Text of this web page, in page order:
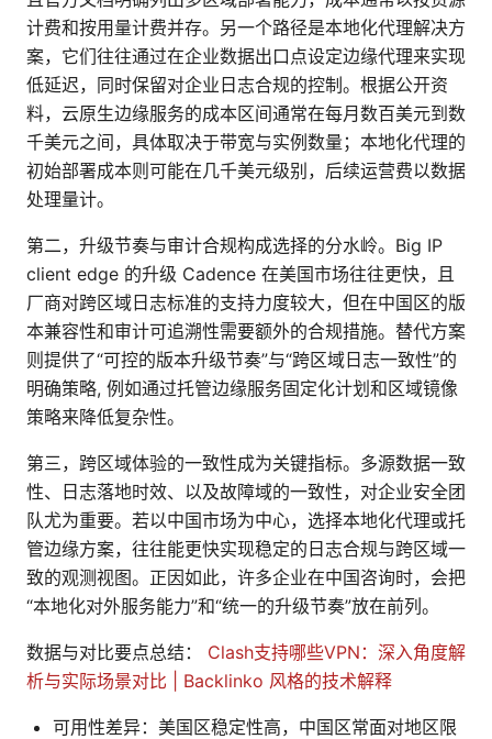
计费和按用量计费并存。另一个路径是本地化代理解决方
案，它们往往通过在企业数据出口点设定边缘代理来实现
低延迟，同时保留对企业日志合规的控制。根据公开资
料，云原生边缘服务的成本区间通常在每月数百美元到数
千美元之间，具体取决于带宽与实例数量；本地化代理的
初始部署成本则可能在几千美元级别，后续运营费以数据
处理量计。
第二，升级节奏与审计合规构成选择的分水岭。Big IP
client edge 的升级 Cadence 在美国市场往往更快，且
厂商对跨区域日志标准的支持力度较大，但在中国区的版
本兼容性和审计可追溯性需要额外的合规措施。替代方案
则提供了“可控的版本升级节奏”与“跨区域日志一致性”的
明确策略, 例如通过托管边缘服务固定化计划和区域镜像
策略来降低复杂性。
第三，跨区域体验的一致性成为关键指标。多源数据一致
性、日志落地时效、以及故障域的一致性，对企业安全团
队尤为重要。若以中国市场为中心，选择本地化代理或托
管边缘方案，往往能更快实现稳定的日志合规与跨区域一
致的观测视图。正因如此，许多企业在中国咨询时，会把
“本地化对外服务能力”和“统一的升级节奏”放在前列。
数据与对比要点总结： Clash支持哪些VPN：深入角度解
析与实际场景对比 | Backlinko 风格的技术解释
可用性差异：美国区稳定性高，中国区常面对地区限